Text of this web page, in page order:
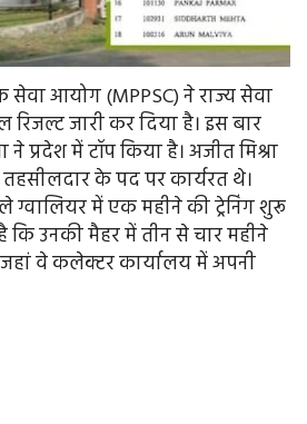
सेवा आयोग (MPPSC) ने राज्य सेवा
रिजल्ट जारी कर दिया है। इस बार
ने प्रदेश में टॉप किया है। अजीत मिश्रा
के पद पर कार्यरत थे।
ग्वालियर में एक महीने की ट्रेनिंग शुरू
कि उनकी मैहर में तीन से चार महीने
वे कलेक्टर कार्यालय में अपनी